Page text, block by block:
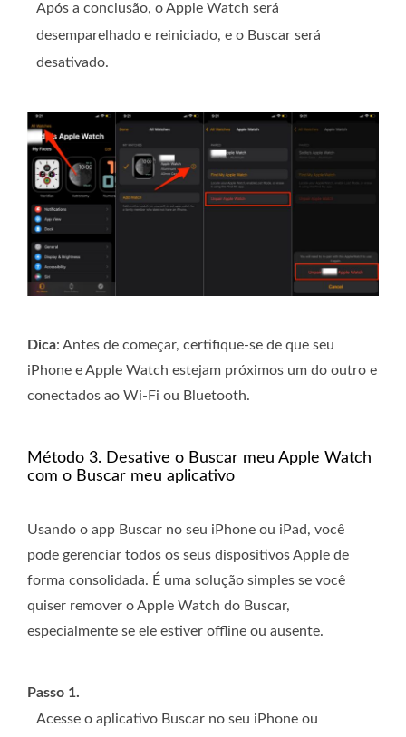
Após a conclusão, o Apple Watch será
desemparelhado e reiniciado, e o Buscar será
desativado.
Dica: Antes de começar, certifique-se de que seu
iPhone e Apple Watch estejam próximos um do outro e
conectados ao Wi-Fi ou Bluetooth.
Método 3. Desative o Buscar meu Apple Watch
com o Buscar meu aplicativo
Usando o app Buscar no seu iPhone ou iPad, você
pode gerenciar todos os seus dispositivos Apple de
forma consolidada. É uma solução simples se você
quiser remover o Apple Watch do Buscar,
especialmente se ele estiver offline ou ausente.
Passo 1.
Acesse o aplicativo Buscar no seu iPhone ou